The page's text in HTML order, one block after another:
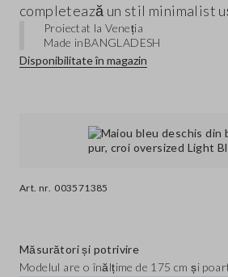
Art. nr. 003571385
completează un stil minimalist
Proiectat la Veneția
Made inBANGLADESH
Disponibilitate în magazin
Măsurători și potrivire
Modelul are o înălțime de 175 cm și